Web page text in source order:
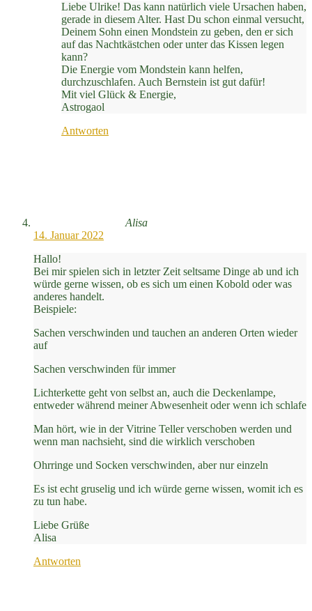
Liebe Ulrike! Das kann natürlich viele Ursachen haben,
gerade in diesem Alter. Hast Du schon einmal versucht,
Deinem Sohn einen Mondstein zu geben, den er sich
auf das Nachtkästchen oder unter das Kissen legen
kann?
Die Energie vom Mondstein kann helfen,
durchzuschlafen. Auch Bernstein ist gut dafür!
Mit viel Glück & Energie,
Astrogaol
Antworten
Alisa
14. Januar 2022
Hallo!
Bei mir spielen sich in letzter Zeit seltsame Dinge ab und ich
würde gerne wissen, ob es sich um einen Kobold oder was
anderes handelt.
Beispiele:
Sachen verschwinden und tauchen an anderen Orten wieder
auf
Sachen verschwinden für immer
Lichterkette geht von selbst an, auch die Deckenlampe,
entweder während meiner Abwesenheit oder wenn ich schlafe
Man hört, wie in der Vitrine Teller verschoben werden und
wenn man nachsieht, sind die wirklich verschoben
Ohrringe und Socken verschwinden, aber nur einzeln
Es ist echt gruselig und ich würde gerne wissen, womit ich es
zu tun habe.
Liebe Grüße
Alisa
Antworten